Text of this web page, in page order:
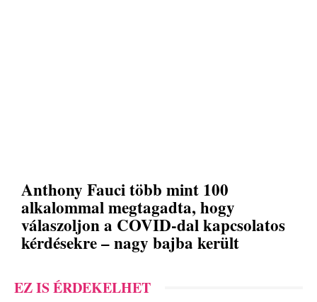
Anthony Fauci több mint 100
alkalommal megtagadta, hogy
válaszoljon a COVID-dal kapcsolatos
kérdésekre – nagy bajba került
EZ IS ÉRDEKELHET